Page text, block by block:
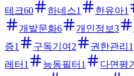
테크60 하네스1 한유아1
개발문화6 개인정보3
증1 구독기여 2 권한관리 1
레터 1 능동필터 1 다면평